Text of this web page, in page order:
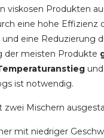
viskosen Produkten
eine hohe Effizienz
und eine Reduzierung
der meisten Produkte
ist notwendig.
zwei Mischern
mit niedriger